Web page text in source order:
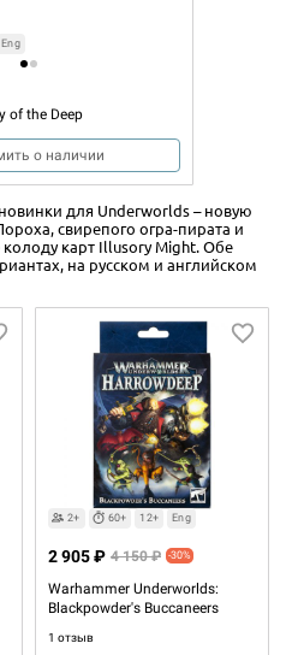
Eng
of the Deep
о наличии
для Underworlds – новую
свирепого огра-пирата и
карт Illusory Might. Обе
на русском и английском
2+ 60+ 12+ Eng
Warhammer Underworlds:
Blackpowder's Buccaneers
1 отзыв
2 905 ₽ 4 150 ₽ -30%